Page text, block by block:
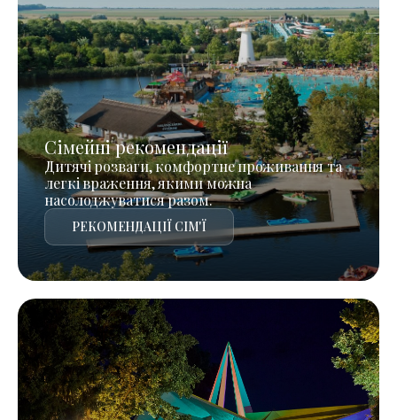
Сімейні рекомендації
Дитячі розваги, комфортне проживання та
легкі враження, якими можна
насолоджуватися разом.
РЕКОМЕНДАЦІЇ СІМ'Ї